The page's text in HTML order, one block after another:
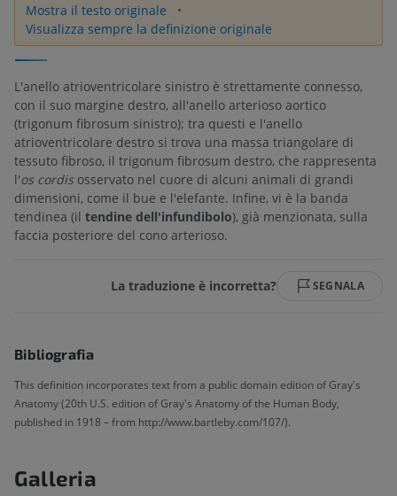
Mostra il testo originale
Visualizza sempre la definizione originale
L'anello atrioventricolare sinistro è strettamente connesso,
con il suo margine destro, all'anello arterioso aortico
(trigonum fibrosum sinistro); tra questi e l'anello
atrioventricolare destro si trova una massa triangolare di
tessuto fibroso, il trigonum fibrosum destro, che rappresenta
l'os cordis osservato nel cuore di alcuni animali di grandi
dimensioni, come il bue e l'elefante. Infine, vi è la banda
tendinea (il tendine dell'infundibolo), già menzionata, sulla
faccia posteriore del cono arterioso.
La traduzione è incorretta? SEGNALA
Bibliografia
This definition incorporates text from a public domain edition of Gray's
Anatomy (20th U.S. edition of Gray's Anatomy of the Human Body,
published in 1918 – from http://www.bartleby.com/107/).
Galleria